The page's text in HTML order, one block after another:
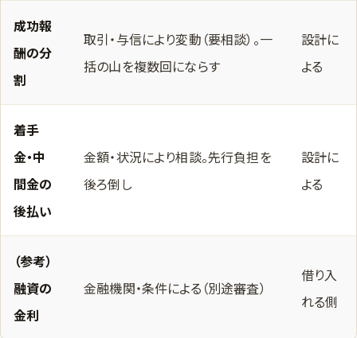
成功報
酬の分
割
取引・与信により変動（要相談）。一
括の山を複数回にならす
設計に
よる
着手
金・中
間金の
後払い
金額・状況により相談。先行負担を
後ろ倒し
設計に
よる
（参考）
融資の
金利
金融機関・条件による（別途審査）
借り入
れる側